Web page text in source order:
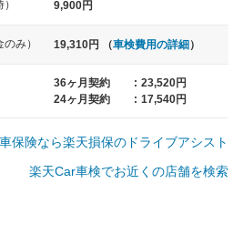
クラウン、アルファード、フォレ
スター、ハイエースワゴン、デリ
9,900円
み） 19,310円 （車検費用の詳細）
36ヶ月契約 : 23,520円
24ヶ月契約
: 17,540円
保険なら楽天損保のドライブアシスト
楽天Car車検でお近くの店舗を検索